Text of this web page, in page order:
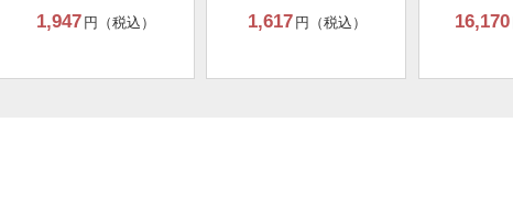
1,947 円（税込） 1,617 円（税込） 16,170